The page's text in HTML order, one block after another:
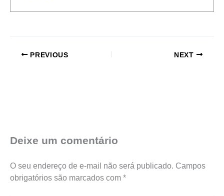
PREVIOUS NEXT
Deixe um comentário
O seu endereço de e-mail não será publicado. Campos
obrigatórios são marcados com *